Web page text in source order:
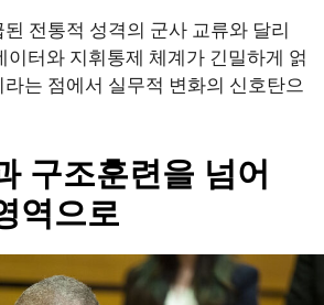
전통적 성격의 군사 교류와 달리
이터와 지휘통제 체계가 긴밀하게 얽
는 점에서 실무적 변화의 신호탄으
구조훈련을 넘어
역으로